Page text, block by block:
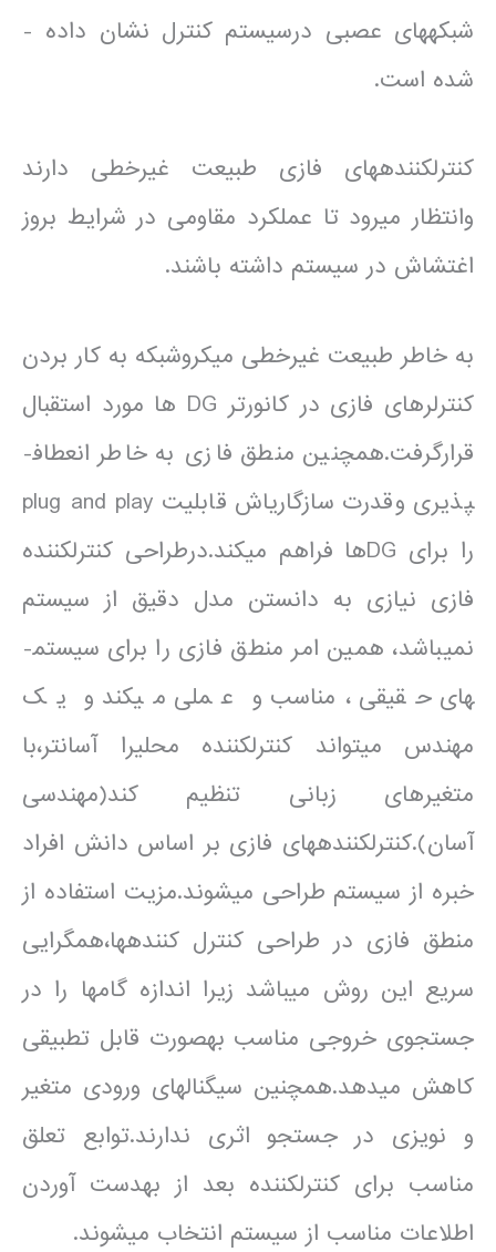
شبکه­های عصبی درسیستم کنترل نشان داده ­
شده است.
کنترل­کننده­های فازی طبیعت غیرخطی دارند
وانتظار می­رود تا عملکرد مقاومی در شرایط بروز
اغتشاش در سیستم داشته باشند.
به خاطر طبیعت غیرخطی میکروشبکه به کار بردن
کنترلرهای فازی در كانورتر DG ها مورد استقبال
قرارگرفت.همچنین منطق فازی به خاطر انعطاف­
پذیری وقدرت سازگاری­اش قابلیت plug and play
را برای DGها فراهم می­کند.درطراحی کنترل­کننده
فازی نیازی به دانستن مدل دقیق از سیستم
نمی­باشد، همین امر منطق فازی را برای سیستم­
های حقیقی ،مناسب و عملی می­کند و یک
مهندس می­تواند کنترل­کننده محلی­ر­ا آسان­تر،با
متغیرهای زبانی تنظیم کند(مهندسی
آسان).کنترل­کننده­های فازی بر اساس دانش افراد
خبره از سیستم طراحی می­شوند.مزیت استفاده از
منطق فازی در طراحی کنترل کننده­ها،همگرایی
سریع این روش می­باشد زیرا اندازه گام­ها را در
جستجوی خروجی مناسب به­صورت قابل تطبیقی
کاهش می­دهد.همچنین سیگنال­های ورودی متغیر
و نویزی در جستجو اثری ندارند.توابع تعلق
مناسب برای کنترل­کننده بعد از به­دست آوردن
اطلاعات مناسب از سیستم انتخاب می­شوند.